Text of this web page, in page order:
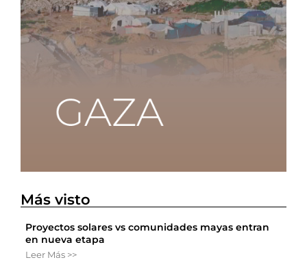
Más visto
Proyectos solares vs comunidades mayas entran
en nueva etapa
Leer Más >>